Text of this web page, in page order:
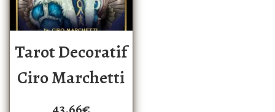
Tarot Decoratif
Ciro Marchetti